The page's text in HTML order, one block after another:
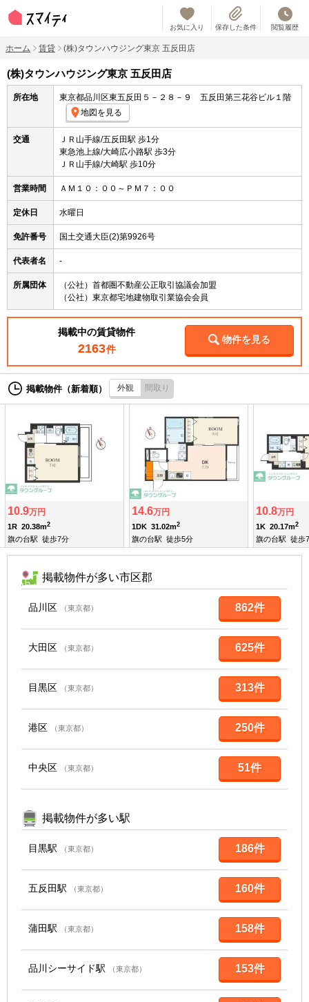
お気に入り 保存した条件 閲覧履歴
ホーム 賃貸 (株)タウンハウジング東京 五反田店
(株)タウンハウジング東京 五反田店
所在地
東京都品川区東五反田５－２８－９ 五反田第三花谷ビル１階
地図を見る
交通
ＪＲ山手線/五反田駅 歩1分
東急池上線/大崎広小路駅 歩3分
ＪＲ山手線/大崎駅 歩10分
営業時間 ＡＭ１０：００～ＰＭ７：００
定休日 水曜日
免許番号 国土交通大臣(2)第9926号
代表者名 -
所属団体
（公社）首都圏不動産公正取引協議会加盟
（公社）東京都宅地建物取引業協会会員
掲載中の賃貸物件
2163件
物件を見る
外観 間取り
掲載物件（新着順）
10.9万円
1R 20.38m2
旗の台駅 徒歩7分
14.6万円
1DK 31.02m2
旗の台駅 徒歩5分
10.8万円
1K 20.17m2
旗の台駅 徒歩
掲載物件が多い市区郡
品川区 （東京都） 862件
大田区 （東京都） 625件
目黒区 （東京都） 313件
港区 （東京都） 250件
中央区 （東京都） 51件
掲載物件が多い駅
目黒駅 （東京都） 186件
五反田駅 （東京都） 160件
蒲田駅 （東京都） 158件
品川シーサイド駅 （東京都） 153件